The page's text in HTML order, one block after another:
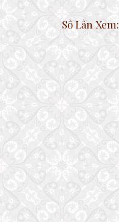
Số Lần Xem: